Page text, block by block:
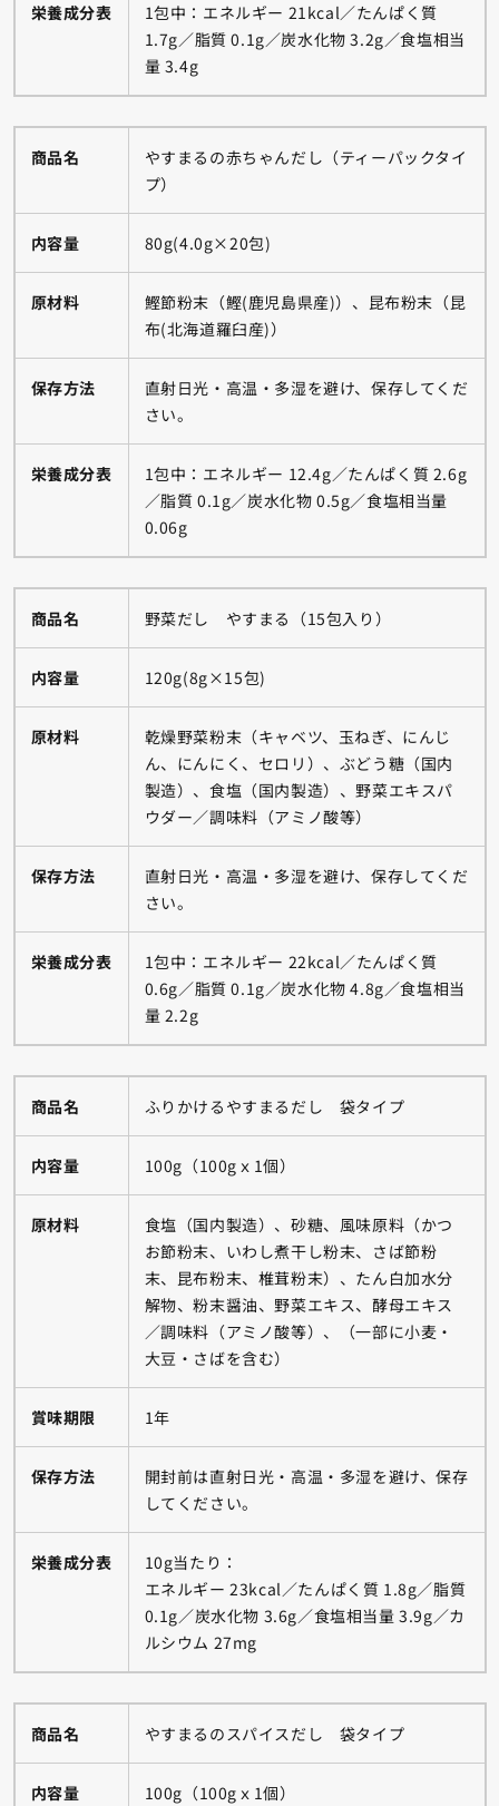
栄養成分表
1包中：エネルギー 21kcal／たんぱく質
1.7g／脂質 0.1g／炭水化物 3.2g／食塩相当
量 3.4g
商品名
やすまるの赤ちゃんだし（ティーパックタイ
プ）
内容量 80g(4.0g×20包)
原材料
鰹節粉末（鰹(鹿児島県産)）、昆布粉末（昆
布(北海道羅臼産)）
保存方法
直射日光・高温・多湿を避け、保存してくだ
さい。
栄養成分表
1包中：エネルギー 12.4g／たんぱく質 2.6g
／脂質 0.1g／炭水化物 0.5g／食塩相当量
0.06g
商品名 野菜だし やすまる（15包入り）
内容量 120g(8g×15包)
原材料
乾燥野菜粉末（キャベツ、玉ねぎ、にんじ
ん、にんにく、セロリ）、ぶどう糖（国内
製造）、食塩（国内製造）、野菜エキスパ
ウダー／調味料（アミノ酸等）
保存方法
直射日光・高温・多湿を避け、保存してくだ
さい。
栄養成分表
1包中：エネルギー 22kcal／たんぱく質
0.6g／脂質 0.1g／炭水化物 4.8g／食塩相当
量 2.2g
商品名 ふりかけるやすまるだし 袋タイプ
内容量 100g（100gｘ1個）
原材料
食塩（国内製造）、砂糖、風味原料（かつ
お節粉末、いわし煮干し粉末、さば節粉
末、昆布粉末、椎茸粉末）、たん白加水分
解物、粉末醤油、野菜エキス、酵母エキス
／調味料（アミノ酸等）、（一部に小麦・
大豆・さばを含む）
賞味期限 1年
保存方法
開封前は直射日光・高温・多湿を避け、保存
してください。
栄養成分表
10g当たり：
エネルギー 23kcal／たんぱく質 1.8g／脂質
0.1g／炭水化物 3.6g／食塩相当量 3.9g／カ
ルシウム 27mg
商品名 やすまるのスパイスだし 袋タイプ
内容量 100g（100gｘ1個）